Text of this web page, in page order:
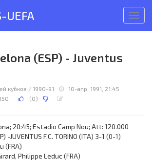
меню
-UEFA
(ESP) - Juventus
кубков / 1990-91
10-апр, 1991, 21:45
(0)
20:45; Estadio Camp Nou; Att: 120.000
-JUVENTUS F.C. TORINO (ITA) 3-1 (0-1)
(FRA)
Philippe Leduc (FRA)